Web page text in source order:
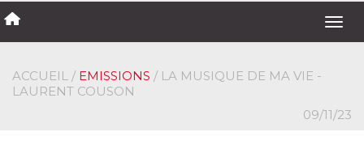
ACCUEIL / EMISSIONS / LA MUSIQUE DE MA VIE -
LAURENT COUSON
09/11/23